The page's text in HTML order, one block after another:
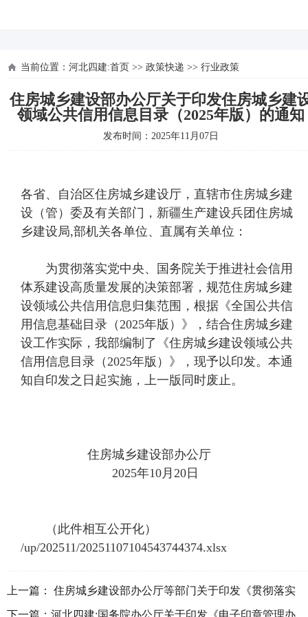
当前位置： 河北四建:首页 >> 政策快递 >> 行业政策
住房城乡建设部办公厅关于印发住房城乡建
领域公共信用信息目录（2025年版）的通知
发布时间：2025年11月07日
各省、自治区住房城乡建设厅，直辖市住房城乡建
设（管）委及有关部门，新疆生产建设兵团住房城
乡建设局,部机关各单位、直属有关单位：
为贯彻落实党中央、国务院关于推进社会信用
体系建设高质量发展的决策部署，规范住房城乡建
设领域公共信用信息归集范围，根据《全国公共信
用信息基础目录（2025年版）》，结合住房城乡建
设工作实际，我部编制了《住房城乡建设领域公共
信用信息目录（2025年版）》，现予以印发。本通
知自印发之日起实施，上一版同时废止。
住房城乡建设部办公厅
2025年10月20日
（此件相互公开化）
/up/202511/20251107104543744374.xlsx
上一篇： 住房城乡建设部办公厅等部门关于印发《贯彻落实
〈中共中央办公厅、国务院办公厅关于推进新型城市基础设施
下一篇： 河北四建:国务院办公厅关于印发《电子印章管理办